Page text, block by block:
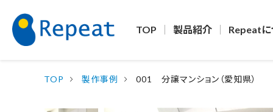
TOP 製品紹介 Repeatに
TOP 製作事例 001 分譲マンション（愛知県）